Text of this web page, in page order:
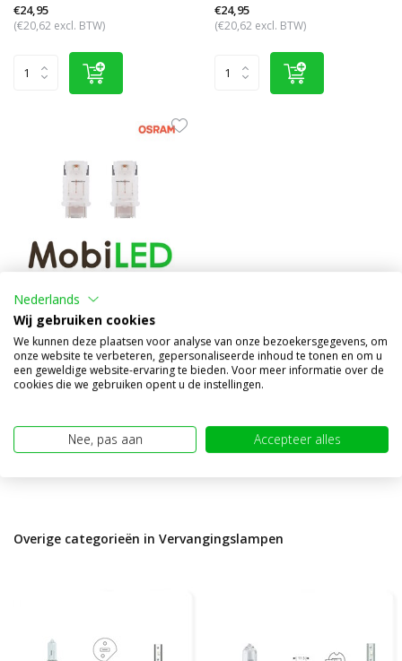
€24,95
(€20,62 excl. BTW)
€24,95
(€20,62 excl. BTW)
P27/7W (W2.5x16q) LEDriving
SL rood
Vergelijk
Op voorraad
€24,95
Overige categorieën in Vervangingslampen
Nederlands
Wij gebruiken cookies
We kunnen deze plaatsen voor analyse van onze bezoekersgegevens, om
onze website te verbeteren, gepersonaliseerde inhoud te tonen en om u
een geweldige website-ervaring te bieden. Voor meer informatie over de
cookies die we gebruiken opent u de instellingen.
Nee, pas aan Accepteer alles